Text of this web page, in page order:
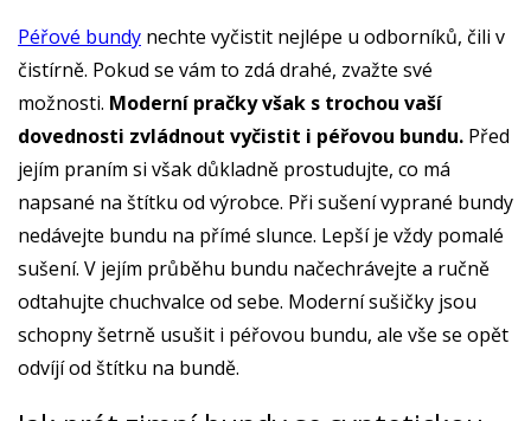
Péřové bundy nechte vyčistit nejlépe u odborníků, čili v
čistírně. Pokud se vám to zdá drahé, zvažte své
možnosti. Moderní pračky však s trochou vaší
dovednosti zvládnout vyčistit i péřovou bundu. Před
jejím praním si však důkladně prostudujte, co má
napsané na štítku od výrobce. Při sušení vyprané bundy
nedávejte bundu na přímé slunce. Lepší je vždy pomalé
sušení. V jejím průběhu bundu načechrávejte a ručně
odtahujte chuchvalce od sebe. Moderní sušičky jsou
schopny šetrně usušit i péřovou bundu, ale vše se opět
odvíjí od štítku na bundě.